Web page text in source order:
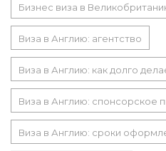
Бизнес виза в
Виза в Англию: агентство
Виза в Англию: как долго
Виза в Англию: спонсорское
Виза в Англию: сроки